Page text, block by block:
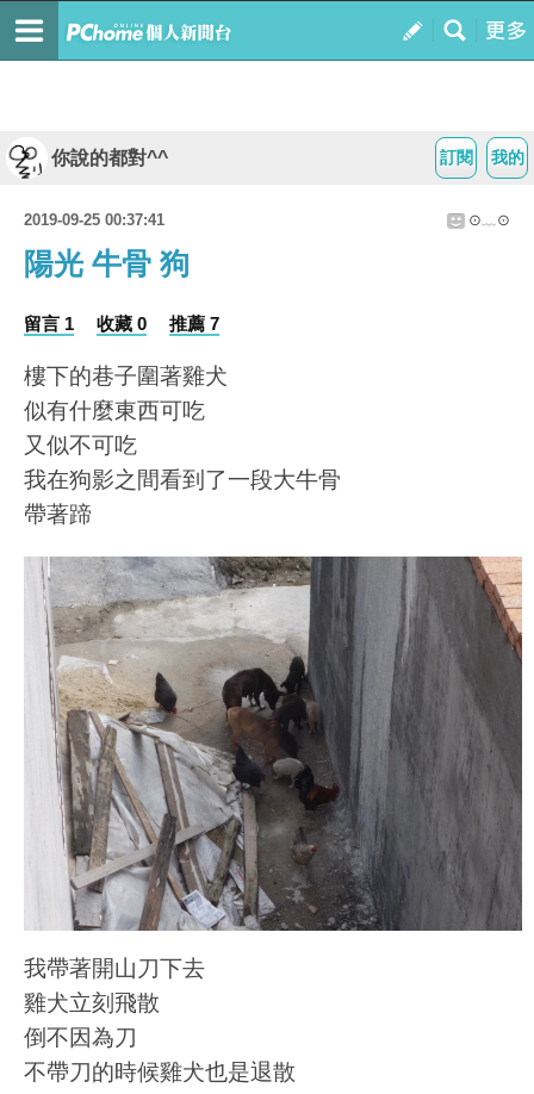
我的
訂閱
你說的都對^^
2019-09-25 00:37:41 ⊙﹏⊙
陽光 牛骨 狗
留言 1 收藏 0 推薦 7
樓下的巷子圍著雞犬
似有什麼東西可吃
又似不可吃
我在狗影之間看到了一段大牛骨
帶著蹄
我帶著開山刀下去
雞犬立刻飛散
倒不因為刀
不帶刀的時候雞犬也是退散